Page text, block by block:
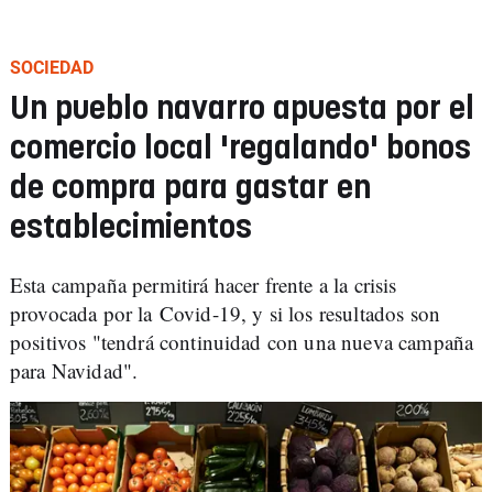
SOCIEDAD
Un pueblo navarro apuesta por el
comercio local 'regalando' bonos
de compra para gastar en
establecimientos
Esta campaña permitirá hacer frente a la crisis
provocada por la Covid-19, y si los resultados son
positivos "tendrá continuidad con una nueva campaña
para Navidad".